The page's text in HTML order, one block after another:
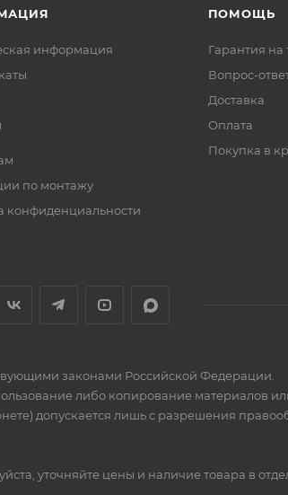
информация
по монтажу
конфиденциальности
ПОМОЩЬ
Гарантия на
Вопрос-
Доставка
Оплата
Покупка в
законами Российской Федерации.
либо копирование материалов
допускается лишь с разрешения
уточняйте цены и наличие товара в